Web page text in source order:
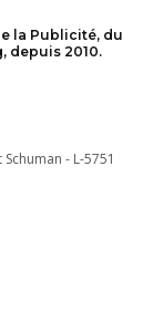
la Publicité, du
depuis 2010.
- L-5751